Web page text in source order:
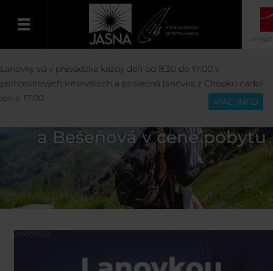
Slovenčina
VYBRAŤ
Lanovky a vodné parky
a Bešeňová v cene pobytu
Lanovky sú v prevádzke každý deň od 8:30 do 17:00 v
polhodinových intervaloch a posledná lanovka z Chopku nadol
ide o 17:00.
VIAC INFO